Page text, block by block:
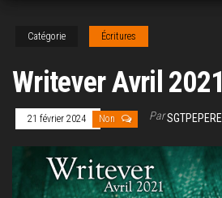
Catégorie Écritures
Writever Avril 2021
21 février 2024 Non ParSGTPEPERE